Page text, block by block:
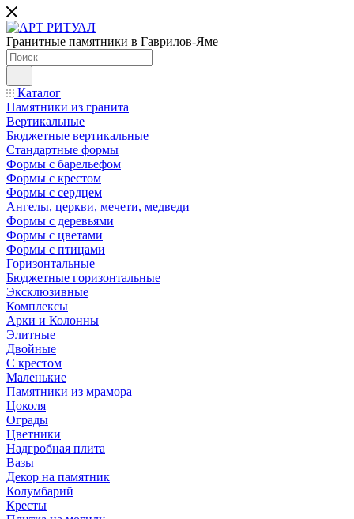
Гранитные памятники в Гаврилов-Яме
Каталог
Памятники из гранита
Вертикальные
Бюджетные вертикальные
Стандартные формы
Формы с барельефом
Формы с крестом
Формы с сердцем
Ангелы, церкви, мечети, медведи
Формы с деревьями
Формы с цветами
Формы с птицами
Горизонтальные
Бюджетные горизонтальные
Эксклюзивные
Комплексы
Арки и Колонны
Элитные
Двойные
С крестом
Маленькие
Памятники из мрамора
Цоколя
Ограды
Цветники
Надгробная плита
Вазы
Декор на памятник
Колумбарий
Кресты